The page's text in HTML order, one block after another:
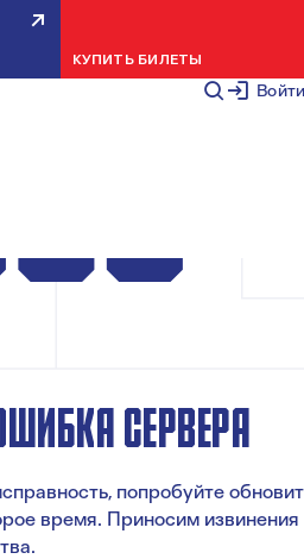
Войти
КУПИТЬ БИЛЕТЫ
СЕРВЕРА
попробуйте
время. Приносим извинения